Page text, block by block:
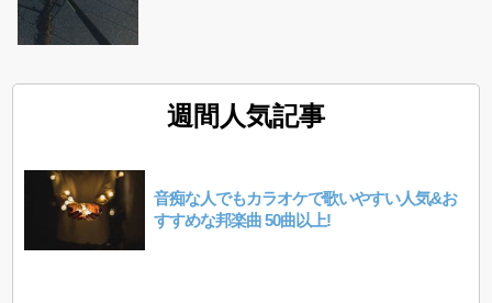
週間人気記事
音痴な人でもカラオケで歌いやすい人気&お
すすめな邦楽曲 50曲以上!